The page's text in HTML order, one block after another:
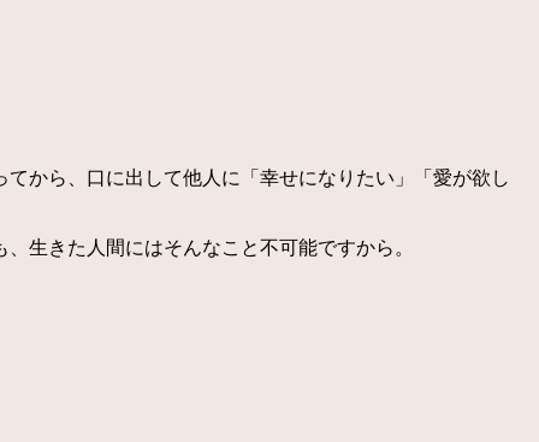
から、口に出して他人に「幸せになりたい」「愛が欲し
生きた人間にはそんなこと不可能ですから。